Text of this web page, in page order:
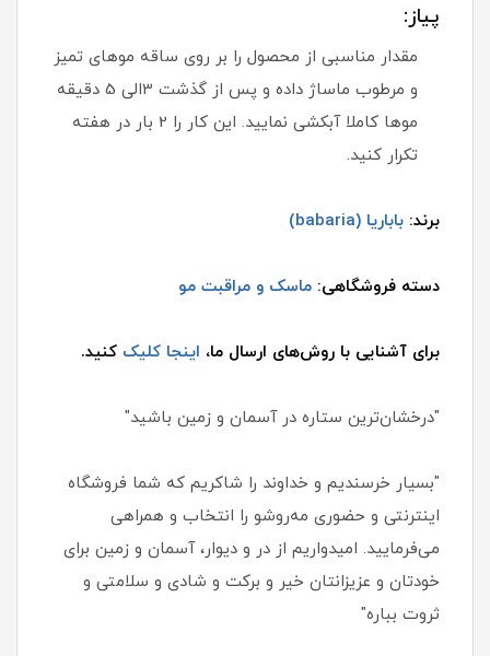
پیاز:
مقدار مناسبی از محصول را بر روی ساقه موهای تمیز
و مرطوب ماساژ داده و پس از گذشت 3الی 5 دقیقه
موها کاملا آبکشی نمایید. این کار را 2 بار در هفته
تکرار کنید.
برند: باباریا (babaria)
دسته فروشگاهی: ماسک و مراقبت مو
برای آشنایی با روش‌های ارسال ما، اینجا کلیک کنید.
"درخشان‌ترین ستاره در آسمان و زمین باشید"
"بسیار خرسندیم و خداوند را شاکریم که شما فروشگاه
اینترنتی و حضوری مه‌روشو را انتخاب و همراهی
می‌فرمایید. امیدواریم از در و دیوار، آسمان و زمین برای
خودتان و عزیزانتان خیر و برکت و شادی و سلامتی و
ثروت بباره"